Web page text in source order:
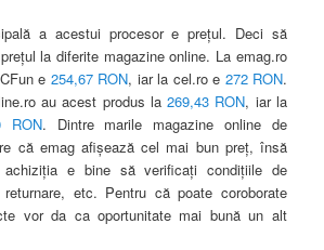
a acestui procesor e preţul. Deci să
la diferite magazine online. La emag.ro
e 254,67 RON, iar la cel.ro e 272 RON.
au acest produs la269,43 RON, iar la
RON. Dintre marile magazine online de
că emag afişează cel mai bun preţ, însă
e bine să verificaţi condiţiile de
etc. Pentru că poate coroborate
vor da ca oportunitate mai bună un alt